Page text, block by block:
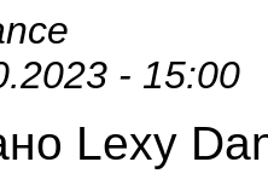
- 15:00
Lexy